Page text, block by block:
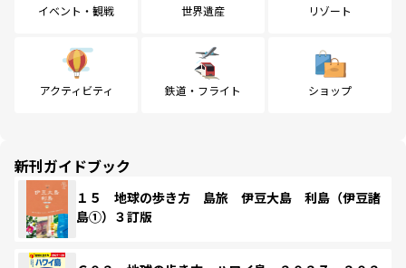
イベント・観戦 世界遺産 リゾート
アクティビティ 鉄道・フライト ショップ
新刊ガイドブック
１５ 地球の歩き方 島旅 伊豆大島 利島（伊豆諸
島①）３訂版